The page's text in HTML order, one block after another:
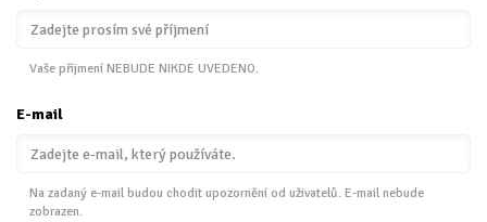
Vaše příjmení NEBUDE NIKDE UVEDENO.
E-mail
Na zadaný e-mail budou chodit upozornění od uživatelů. E-mail nebude
zobrazen.